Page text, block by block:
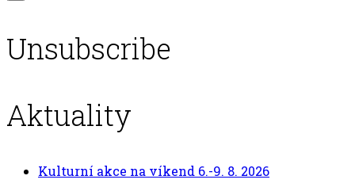
Unsubscribe
Aktuality
Kulturní akce na víkend 6.-9. 8. 2026